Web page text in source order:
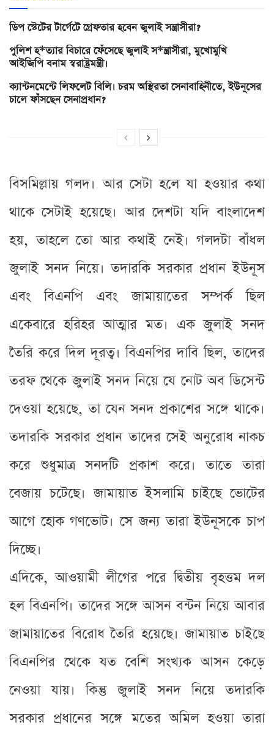
ডিপ স্টেটের টার্গেটে গ্রেফতার হবেন জুলাই সন্ত্রাসীরা?
পুলিশ হ*ত্যার বিচারে ফেঁসেছে জুলাই স*ন্ত্রাসীরা, মুখোমুখি
আইজিপি বনাম স্বরাষ্ট্রমন্ত্রী।
ক্যান্টনমেন্টে লিফলেট বিলি। চরম অস্থিরতা সেনাবাহিনীতে, ইউনূসের
চালে ফাঁসছেন সেনাপ্রধান?
বিসমিল্লায় গলদ। আর সেটা হলে যা হওয়ার কথা
থাকে সেটাই হয়েছে। আর দেশটা যদি বাংলাদেশ
হয়, তাহলে তো আর কথাই নেই। গলদটা বাঁধল
জুলাই সনদ নিয়ে। তদারকি সরকার প্রধান ইউনূস
এবং বিএনপি এবং জামায়াতের সম্পর্ক ছিল
একেবারে হরিহর আত্মার মত। এক জুলাই সনদ
তৈরি করে দিল দূরত্ব। বিএনপির দাবি ছিল, তাদের
তরফ থেকে জুলাই সনদ নিয়ে যে নোট অব ডিসেন্ট
দেওয়া হয়েছে, তা যেন সনদ প্রকাশের সঙ্গে থাকে।
তদারকি সরকার প্রধান তাদের সেই অনুরোধ নাকচ
করে শুধুমাত্র সনদটি প্রকাশ করে। তাতে তারা
বেজায় চটেছে। জামায়াত ইসলামি চাইছে ভোটের
আগে হোক গণভোট। সে জন্য তারা ইউনূসকে চাপ
দিচ্ছে।
এদিকে, আওয়ামী লীগের পরে দ্বিতীয় বৃহত্তম দল
হল বিএনপি। তাদের সঙ্গে আসন বন্টন নিয়ে আবার
জামায়াতের বিরোধ তৈরি হয়েছে। জামায়াত চাইছে
বিএনপির থেকে যত বেশি সংখ্যক আসন কেড়ে
নেওয়া যায়। কিন্তু জুলাই সনদ নিয়ে তদারকি
সরকার প্রধানের সঙ্গে মতের অমিল হওয়া তারা